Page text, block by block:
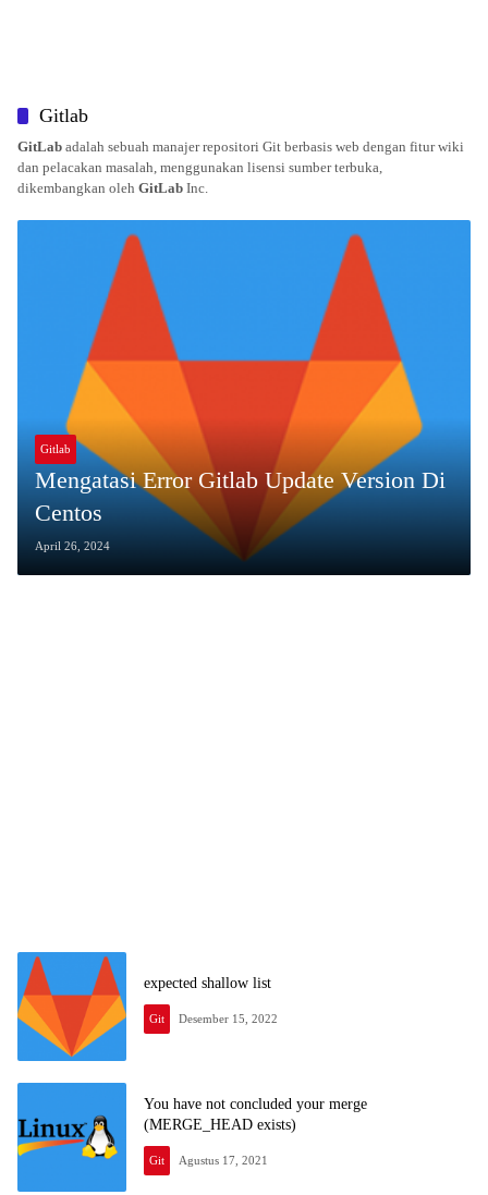
Gitlab
GitLab adalah sebuah manajer repositori Git berbasis web dengan fitur wiki
dan pelacakan masalah, menggunakan lisensi sumber terbuka,
dikembangkan oleh GitLab Inc.
Gitlab
Mengatasi Error Gitlab Update Version Di
Centos
April 26, 2024
expected shallow list
Git Desember 15, 2022
You have not concluded your merge
(MERGE_HEAD exists)
Git Agustus 17, 2021